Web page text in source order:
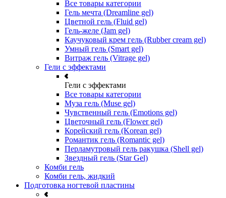
Все товары категории
Гель мечта (Dreamline gel)
Цветной гель (Fluid gel)
Гель-желе (Jam gel)
Каучуковый крем гель (Rubber cream gel)
Умный гель (Smart gel)
Витраж гель (Vitrage gel)
Гели с эффектами
Гели с эффектами
Все товары категории
Муза гель (Muse gel)
Чувственный гель (Emotions gel)
Цветочный гель (Flower gel)
Корейский гель (Korean gel)
Романтик гель (Romantic gel)
Перламутровый гель ракушка (Shell gel)
Звездный гель (Star Gel)
Комби гель
Комби гель, жидкий
Подготовка ногтевой пластины